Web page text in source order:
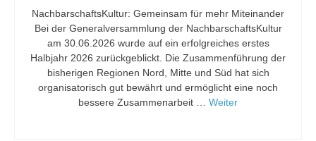
NachbarschaftsKultur: Gemeinsam für mehr Miteinander
Bei der Generalversammlung der NachbarschaftsKultur
am 30.06.2026 wurde auf ein erfolgreiches erstes
Halbjahr 2026 zurückgeblickt. Die Zusammenführung der
bisherigen Regionen Nord, Mitte und Süd hat sich
organisatorisch gut bewährt und ermöglicht eine noch
bessere Zusammenarbeit … Weiter